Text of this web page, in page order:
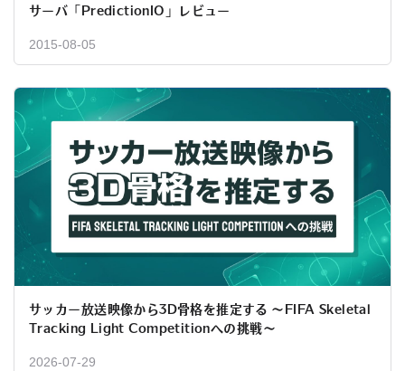
サーバ「PredictionIO」レビュー
2015-08-05
サッカー放送映像から3D骨格を推定する 〜FIFA Skeletal
Tracking Light Competitionへの挑戦〜
2026-07-29